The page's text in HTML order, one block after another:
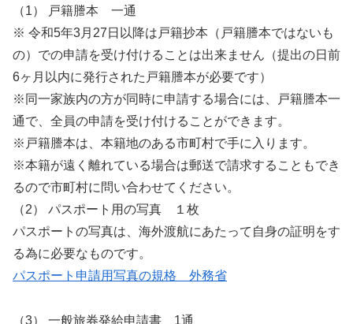
（1） 戸籍謄本 一通
※ 令和5年3月27日以降は戸籍抄本（戸籍謄本ではないも
の）での申請を受け付けることは出来ません（提出の日前
6ヶ月以内に発行された戸籍謄本が必要です）
※同一家族内の方が同時に申請する場合には、戸籍謄本一
通で、全員の申請を受け付けることができます。
※戸籍謄本は、本籍地のある市町村で手に入ります。
※本籍が遠く離れている場合は郵送で請求することもでき
るので市町村に問い合わせてください。
（2） パスポート用の写真 １枚
パスポートの写真は、海外渡航にあたって自身の証明をす
る為に必要なものです。
パスポート申請用写真の規格 外務省
（3） 一般旅券発給申請書 1通